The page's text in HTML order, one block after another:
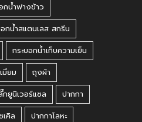
กน้ำฟางข้าว
อกน้ำสแตนเลส สกรีน
กระบอกน้ำเก็บความเย็น
มี่ยม
ถุงผ้า
กยูนิเวอร์แซล
ปากกา
เคิล
ปากกาโลหะ